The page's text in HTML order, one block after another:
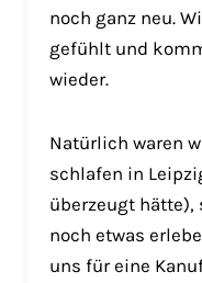
noch ganz neu.
gefühlt und
wieder.
Natürlich waren
schlafen in
überzeugt hätte),
noch etwas
uns für eine